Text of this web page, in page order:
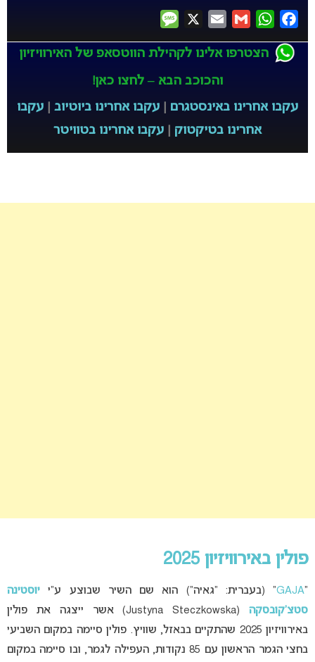
Facebook
WhatsApp
Gmail
Email
הצטרפו אלינו לקהילת הווטסאפ של האירוויזיון
והכוכב הבא – לחצו כאן!
עקבו אחרינו באינסטגרם
עקבו אחרינו ביוטיוב
עקבו
אחרינו בטיקטוק
עקבו אחרינו בטוויטר
פולין באירוויזיון 2025
“
GAJA” (בעברית: “גאיה”) הוא שם השיר שבוצע ע”י יוסטינה
סטצ’קובסקה
(Justyna Steczkowska) אשר ייצגה את פולין
באירוויזיון 2025 שהתקיים בבאזל, שוויץ. פולין סיימה במקום השביעי
בחצי הגמר הראשון עם 85 נקודות, העפילה לגמר, ובו סיימה במקום